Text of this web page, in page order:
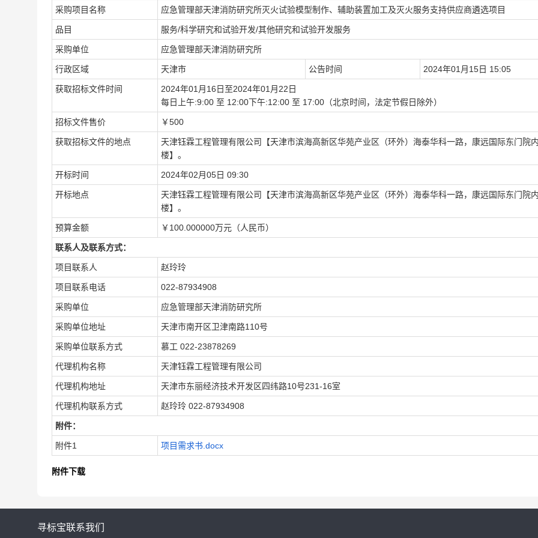
采购项目名称 应急管理部天津消防研究所灭火试验模型制作、辅助装置加工及灭火服务支持供应商遴选项目
品目 服务/科学研究和试验开发/其他研究和试验开发服务
采购单位 应急管理部天津消防研究所
行政区域 天津市 公告时间 2024年01月15日 15:05
获取招标文件时间
2024年01月16日至2024年01月22日
每日上午:9:00 至 12:00下午:12:00 至 17:00（北京时间，法定节假日除外）
招标文件售价 ￥500
获取招标文件的地点
天津钰霖工程管理有限公司【天津市滨海高新区华苑产业区（环外）海泰华科一路，康远国际东门院
楼】。
开标时间 2024年02月05日 09:30
开标地点
天津钰霖工程管理有限公司【天津市滨海高新区华苑产业区（环外）海泰华科一路，康远国际东门院
楼】。
预算金额 ￥100.000000万元（人民币）
联系人及联系方式：
项目联系人 赵玲玲
项目联系电话 022-87934908
采购单位 应急管理部天津消防研究所
采购单位地址 天津市南开区卫津南路110号
采购单位联系方式 慕工 022-23878269
代理机构名称 天津钰霖工程管理有限公司
代理机构地址 天津市东丽经济技术开发区四纬路10号231-16室
代理机构联系方式 赵玲玲 022-87934908
附件：
附件1 项目需求书.docx
附件下载
寻标宝联系我们